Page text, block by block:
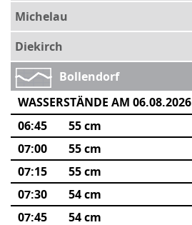
Michelau
Diekirch
Bollendorf
WASSERSTÄNDE AM 06.08.2026
06:45
55 cm
07:00
55 cm
07:15
55 cm
07:30
54 cm
07:45
54 cm